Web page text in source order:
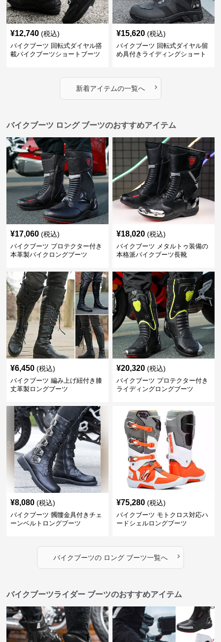
¥12,740 (税込)
バイクブーツ 回転式ダイヤル搭
載バイクブーツショートブーツ
¥15,620 (税込)
バイクブーツ 回転式ダイヤル留
め具付きライディングショート
新着アイテムの一覧へ ›
バイクブーツ ロング ブーツのおすすめアイテム
¥17,060 (税込)
バイクブーツ プロテクター付き
本革製バイクロングブーツ
¥18,020 (税込)
バイクブーツ メタルトゥ装備の
本格派バイクブーツ長靴
¥6,450 (税込)
バイクブーツ 編み上げ紐付き膝
丈革製ロングブーツ
¥20,320 (税込)
バイクブーツ プロテクター付き
ライディングロングブーツ
¥8,080 (税込)
バイクブーツ 髑髏金具付きチェ
ーンベルトロングブーツ
¥75,280 (税込)
バイクブーツ モトクロス対応ハ
ードシェルロングブーツ
バイクブーツのロング ブーツ一覧へ ›
バイクブーツライダー ブーツのおすすめアイテム